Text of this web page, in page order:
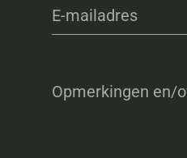
E-mailadres
Opmerkingen en/